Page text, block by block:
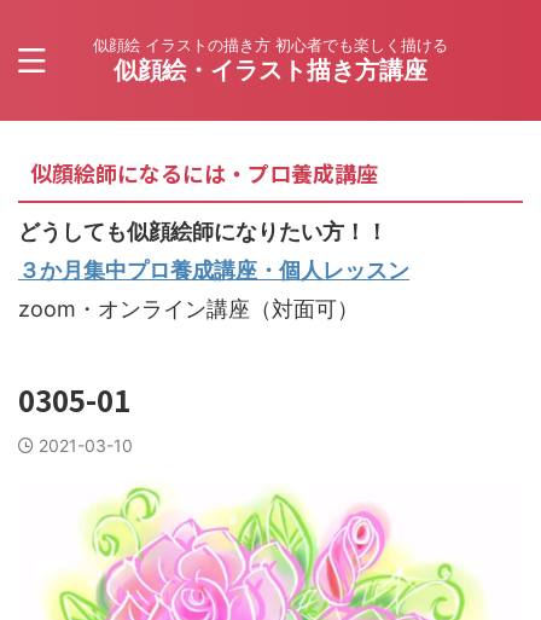
似顔絵 イラストの描き方 初心者でも楽しく描ける
似顔絵・イラスト描き方講座
似顔絵師になるには・プロ養成講座
どうしても似顔絵師になりたい方！！
３か月集中プロ養成講座・個人レッスン
zoom・オンライン講座（対面可）
0305-01
2021-03-10